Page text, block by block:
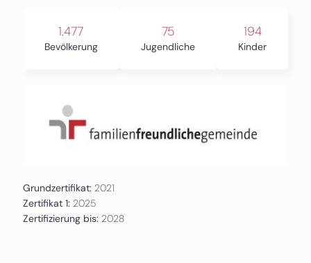
1.477
Bevölkerung
75
Jugendliche
194
Kinder
Grundzertifikat: 2021
Zertifikat 1: 2025
Zertifizierung bis: 2028